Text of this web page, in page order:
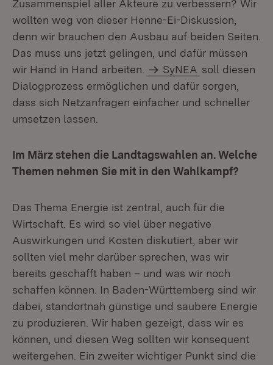
Zusammenspiel aller Akteure zu verbessern? Wir
wollten weg von dieser Henne-Ei-Diskussion,
denn wir brauchen den Ausbau auf beiden Seiten.
Das muss uns jetzt gelingen, und dafür müssen
wir Hand in Hand arbeiten.
SyNEA soll diesen
Dialogprozess ermöglichen und dafür sorgen,
dass sich Netzanfragen einfacher und schneller
umsetzen lassen.
Im März stehen die Landtagswahlen an. Welche
Themen nehmen Sie mit in den Wahlkampf?
Das Thema Energie ist zentral, auch für die
Wirtschaft. Es wird so viel über negative
Auswirkungen und Kosten diskutiert, aber wir
sollten viel mehr darüber sprechen, was wir
bereits geschafft haben – und was wir noch
schaffen können. In Baden-Württemberg sind wir
dabei, standortnah günstige und saubere Energie
zu produzieren. Wir haben gezeigt, dass wir es
können, und diesen Weg sollten wir konsequent
weitergehen. Ein zweiter wichtiger Punkt sind die